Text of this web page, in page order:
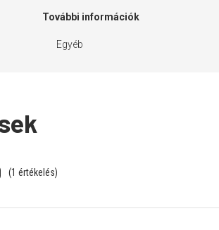
További információk
Egyéb
(1 értékelés)